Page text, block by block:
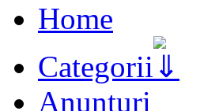
Home
Categorii
Anunturi